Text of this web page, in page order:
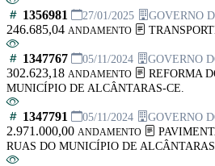
1356981 27/01/2025 GOVERNO
246.685,04 ANDAMENTO
1347767 05/11/2024 GOVERNO
302.623,18 ANDAMENTO
REFORMA
MUNICÍPIO DE ALCÂNTARAS-CE.
1347791 05/11/2024 GOVERNO
2.971.000,00 ANDAMENTO
RUAS DO MUNICÍPIO DE